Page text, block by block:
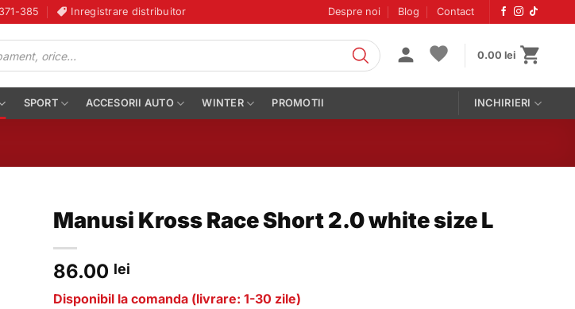
385 Inregistrare distribuitor Despre noi Blog Contact
0.00 lei
SPORT ACCESORII AUTO WINTER PROMOTII INCHIRIERI
Manusi Kross Race Short 2.0 white size L
86.00 lei
Disponibil la comanda (livrare: 1-30 zile)